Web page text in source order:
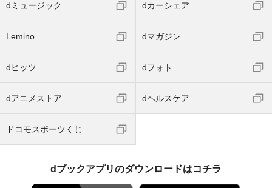
dミュージック dカーシェア
Lemino dマガジン
dヒッツ dフォト
dアニメストア dヘルスケア
ドコモスポーツくじ
dブックアプリのダウンロードはコチラ